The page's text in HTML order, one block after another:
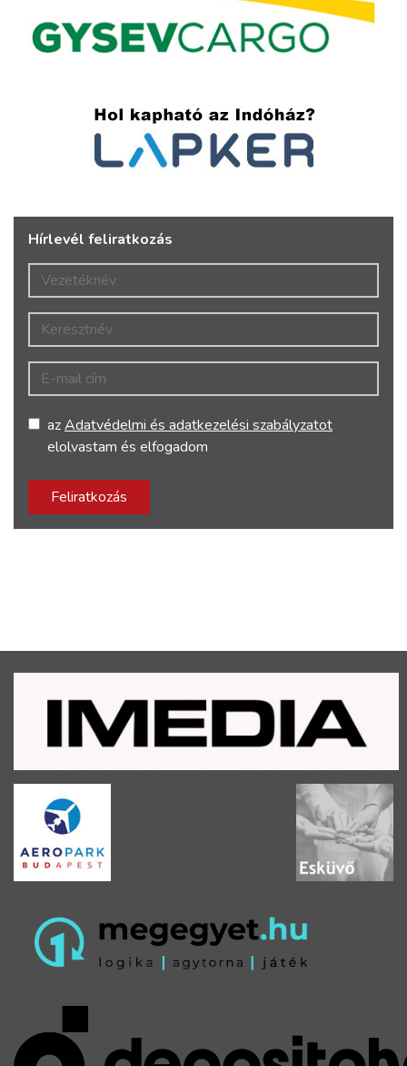
Hírlevél feliratkozás
Vezetéknév
Keresztnév
E-mail cím
azAdatvédelmi és adatkezelési szabályzatot
elolvastam és elfogadom
Feliratkozás